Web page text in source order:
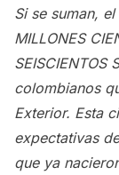
Si se suman,
MILLONES
SEISCIENTOS
colombianos
Exterior. Esta
expectativas
que ya